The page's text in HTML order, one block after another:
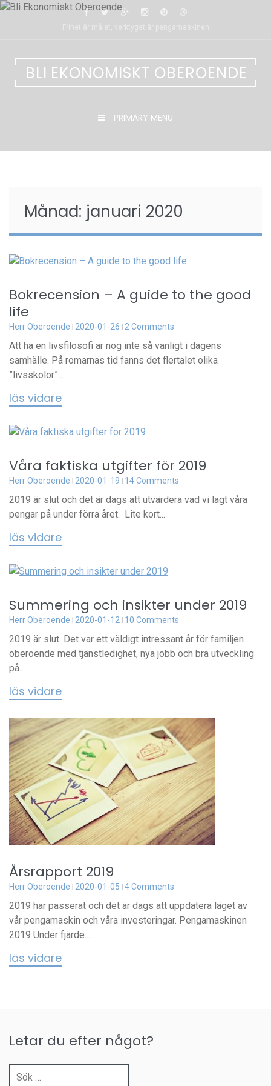
Skip
BLI EKONOMISKT OBEROENDE
PRIMARY MENU
Månad: januari 2020
Bokrecension – A guide to the good
life
Herr Oberoende 2020-01-26 2 Comments
Att ha en livsfilosofi är nog inte så vanligt i dagens
samhälle. På romarnas tid fanns det flertalet olika
”livsskolor”...
läs vidare
Våra faktiska utgifter för 2019
Herr Oberoende 2020-01-19 14 Comments
2019 är slut och det är dags att utvärdera vad vi lagt våra
pengar på under förra året. Lite kort...
läs vidare
Summering och insikter under 2019
Herr Oberoende 2020-01-12 10 Comments
2019 är slut. Det var ett väldigt intressant år för familjen
oberoende med tjänstledighet, nya jobb och bra utveckling
på...
läs vidare
Årsrapport 2019
Herr Oberoende 2020-01-05 4 Comments
2019 har passerat och det är dags att uppdatera läget av
vår pengamaskin och våra investeringar. Pengamaskinen
2019 Under fjärde...
läs vidare
Letar du efter något?
Sök